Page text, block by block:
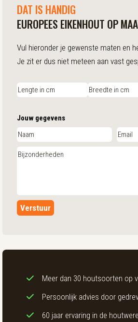
DAT IS HANDIG
EUROPEES EIKENHOUT OP
Vul hieronder je gewenste maten en
Je zit er dus niet meteen aan vast
Jouw gegevens
Verstuur
Meer dan 30 houtsoorten op
Persoonlijk advies door
60 jaar ervaring in de